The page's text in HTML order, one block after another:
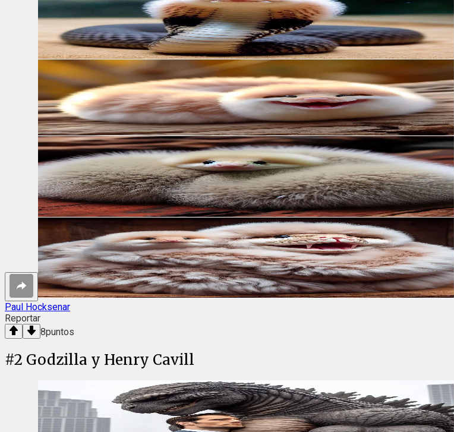
Paul Hocksenar
Reportar
8puntos
#2 Godzilla y Henry Cavill